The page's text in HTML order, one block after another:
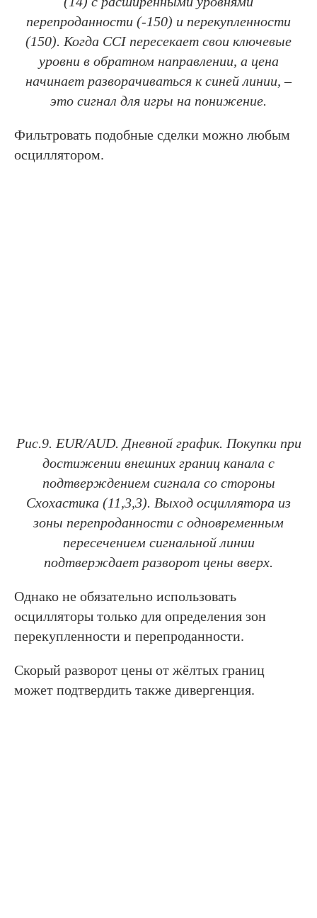
перепроданности (-150) и перекупленности
(150). Когда CCI пересекает свои ключевые
уровни в обратном направлении, а цена
начинает разворачиваться к синей линии, –
это сигнал для игры на понижение.
Фильтровать подобные сделки можно любым
осциллятором.
Рис.9. EUR/AUD. Дневной график. Покупки при
достижении внешних границ канала с
подтверждением сигнала со стороны
Схохастика (11,3,3). Выход осциллятора из
зоны перепроданности с одновременным
пересечением сигнальной линии
подтверждает разворот цены вверх.
Однако не обязательно использовать
осцилляторы только для определения зон
перекупленности и перепроданности.
Скорый разворот цены от жёлтых границ
может подтвердить также дивергенция.